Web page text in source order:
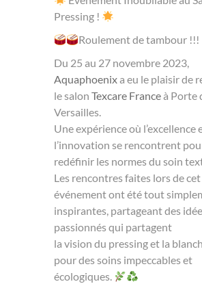
Pressing !
Roulement de tambour !!!
Du 25 au 27 novembre 2023,
Aquaphoenixa eu le plaisir de
le salon Texcare Franceà Porte
Versailles.
Une expérience où l’excellence
l’innovation se rencontrent
redéfinir les normes du soin
Les rencontres faites lors de cet
événement ont été tout
inspirantes, partageant des
passionnés qui partagent
la vision du pressing et la
pour des soins impeccables et
écologiques.